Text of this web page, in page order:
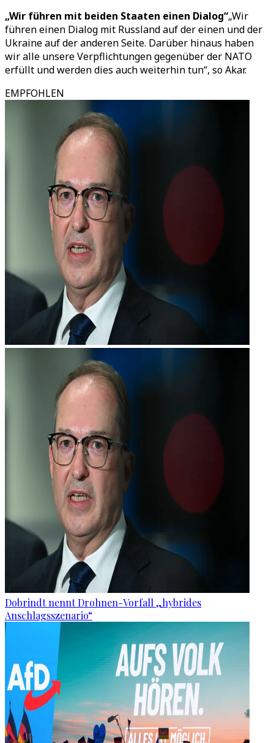
„Wir führen mit beiden Staaten einen Dialog“„Wir
führen einen Dialog mit Russland auf der einen und der
Ukraine auf der anderen Seite. Darüber hinaus haben
wir alle unsere Verpflichtungen gegenüber der NATO
erfüllt und werden dies auch weiterhin tun“, so Akar.
EMPFOHLEN
Dobrindt nennt Drohnen-Vorfall „hybrides
Anschlagsszenario“